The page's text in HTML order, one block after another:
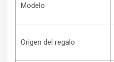
Modelo
Origen del regalo